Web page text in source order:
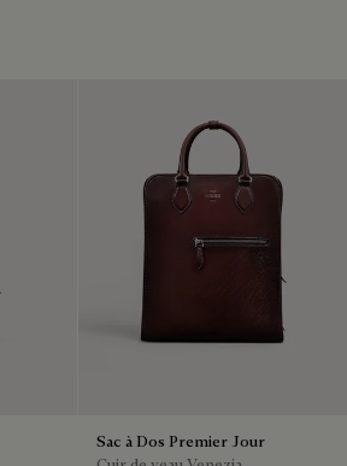
Sac à Dos Premier Jour